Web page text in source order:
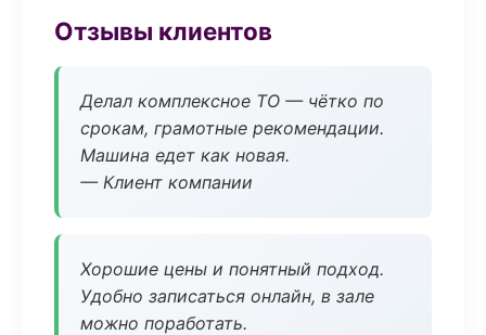
Отзывы клиентов
Делал комплексное ТО — чётко по
срокам, грамотные рекомендации.
Машина едет как новая.
— Клиент компании
Хорошие цены и понятный подход.
Удобно записаться онлайн, в зале
можно поработать.